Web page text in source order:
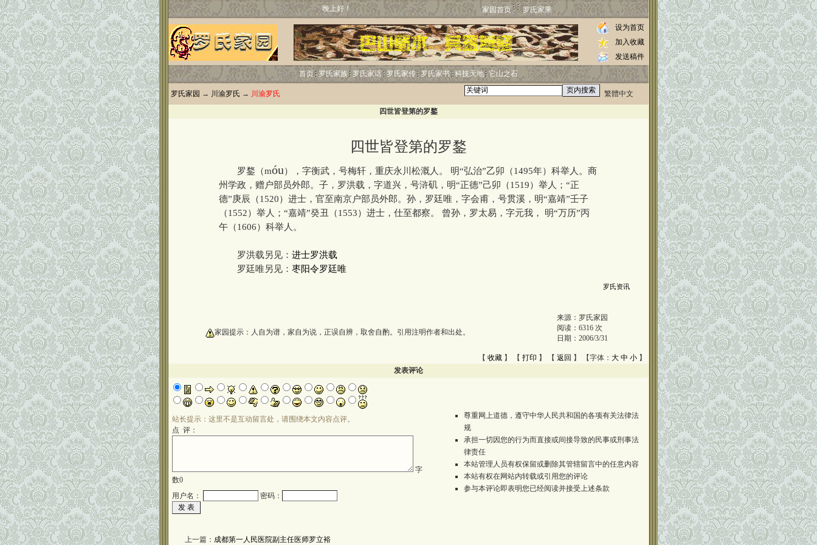
晚上好！ 家园首页 罗氏家乘
设为首页
加入收藏
发送稿件
首页 罗氏家族 罗氏家话 罗氏家传 罗氏家书 科技天地 它山之石
罗氏家园 → 川渝罗氏 → 川渝罗氏 繁體中文
四世皆登第的罗鍪
四世皆登第的罗鍪
罗鍪（móu），字衡武，号梅轩，重庆永川松溉人。 明“弘治”乙卯（1495年）科举人。商
州学政，赠户部员外郎。子，罗洪载，字道兴，号浒矶，明“正德”己卯（1519）举人；“正
德”庚辰（1520）进士，官至南京户部员外郎。孙，罗廷唯，字会甫，号贯溪，明“嘉靖”壬子
（1552）举人；“嘉靖”癸丑（1553）进士，仕至都察。 曾孙，罗太易，字元我， 明“万历”丙
午（1606）科举人。
罗洪载另见： 进士罗洪载
罗廷唯另见： 枣阳令罗廷唯
罗氏资讯
家园提示：人自为谱，家自为说，正误自辨，取舍自酌。引用注明作者和出处。
来源： 罗氏家园
阅读： 6316 次
日期： 2006/3/31
【 收藏 】 【 打印 】 【 返回 】 【字体： 大 中 小 】
发表评论
站长提示：这里不是互动留言处，请围绕本文内容点评。
点 评：
字
数0
用户名：
密码：
尊重网上道德，遵守中华人民共和国的各项有关法律法
规
承担一切因您的行为而直接或间接导致的民事或刑事法
律责任
本站管理人员有权保留或删除其管辖留言中的任意内容
本站有权在网站内转载或引用您的评论
参与本评论即表明您已经阅读并接受上述条款
上一篇： 成都第一人民医院副主任医师罗立裕